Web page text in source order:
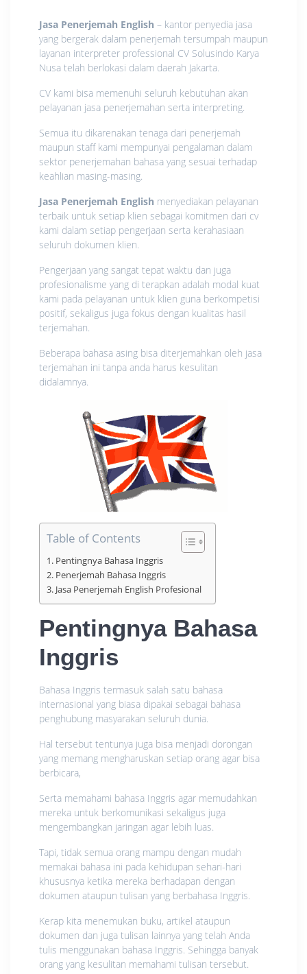
Jasa Penerjemah English – kantor penyedia jasa
yang bergerak dalam penerjemah tersumpah maupun
layanan interpreter professional CV Solusindo Karya
Nusa telah berlokasi dalam daerah Jakarta.
CV kami bisa memenuhi seluruh kebutuhan akan
pelayanan jasa penerjemahan serta interpreting.
Semua itu dikarenakan tenaga dari penerjemah
maupun staff kami mempunyai pengalaman dalam
sektor penerjemahan bahasa yang sesuai terhadap
keahlian masing-masing.
Jasa Penerjemah English menyediakan pelayanan
terbaik untuk setiap klien sebagai komitmen dari cv
kami dalam setiap pengerjaan serta kerahasiaan
seluruh dokumen klien.
Pengerjaan yang sangat tepat waktu dan juga
profesionalisme yang di terapkan adalah modal kuat
kami pada pelayanan untuk klien guna berkompetisi
positif, sekaligus juga fokus dengan kualitas hasil
terjemahan.
Beberapa bahasa asing bisa diterjemahkan oleh jasa
terjemahan ini tanpa anda harus kesulitan
didalamnya.
Table of Contents
Pentingnya Bahasa Inggris
Penerjemah Bahasa Inggris
Jasa Penerjemah English Profesional
Pentingnya Bahasa
Inggris
Bahasa Inggris termasuk salah satu bahasa
internasional yang biasa dipakai sebagai bahasa
penghubung masyarakan seluruh dunia.
Hal tersebut tentunya juga bisa menjadi dorongan
yang memang mengharuskan setiap orang agar bisa
berbicara,
Serta memahami bahasa Inggris agar memudahkan
mereka untuk berkomunikasi sekaligus juga
mengembangkan jaringan agar lebih luas.
Tapi, tidak semua orang mampu dengan mudah
memakai bahasa ini pada kehidupan sehari-hari
khususnya ketika mereka berhadapan dengan
dokumen ataupun tulisan yang berbahasa Inggris.
Kerap kita menemukan buku, artikel ataupun
dokumen dan juga tulisan lainnya yang telah Anda
tulis menggunakan bahasa Inggris. Sehingga banyak
orang yang kesulitan memahami tulisan tersebut.